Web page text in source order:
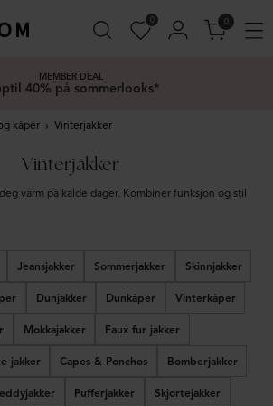
0 0
MEMBER DEAL
40% på sommerlooks*
kåper › Vinterjakker
Vinterjakker
varm på kalde dager. Kombiner funksjon og stil
Jeansjakker Sommerjakker Skinnjakker
Dunjakker Dunkåper Vinterkåper
Mokkajakker Faux fur jakker
jakker Capes & Ponchos Bomberjakker
Pufferjakker Skjortejakker